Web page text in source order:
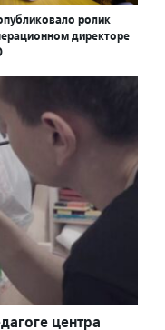
ролик
директоре
центра